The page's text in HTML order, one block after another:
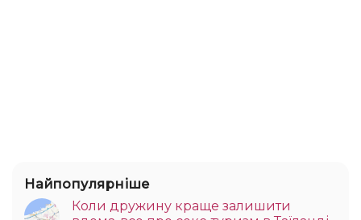
Найпопулярніше
Коли дружину краще залишити